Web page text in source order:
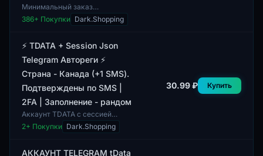
Минимальный заказ
составляет 1 шт. Данный
аккаунт представляет собой
платформы Telegram с
386+ Покупки Dark.Shopping
⚡️ TDATA + Session Json
Telegram Автореги ⚡️
Страна - Канада (+1 SMS).
Подтверждены по SMS |
2FA | Заполнение - рандом
Аккаунт TDATA с сессией
JSON для Telegram,
подтвержденный по SMS,
функционалу мессенджера.
2+ Покупки Dark.Shopping
30.99 ₽ Купить
АККАУНТ TELEGRAM tData